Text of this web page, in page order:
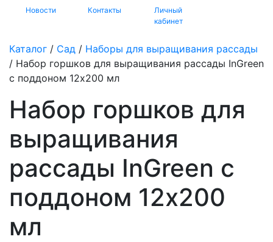
Новости Контакты
Личный
кабинет
Каталог / Сад / Наборы для выращивания рассады
/ Набор горшков для выращивания рассады InGreen
с поддоном 12х200 мл
Набор горшков для
выращивания
рассады InGreen с
поддоном 12х200
мл